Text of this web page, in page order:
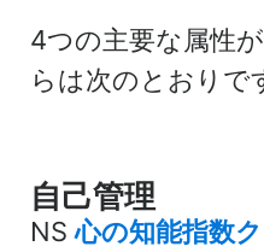
4つの主要な属性
らは次のとおりで
自己管理
NS心の知能指数